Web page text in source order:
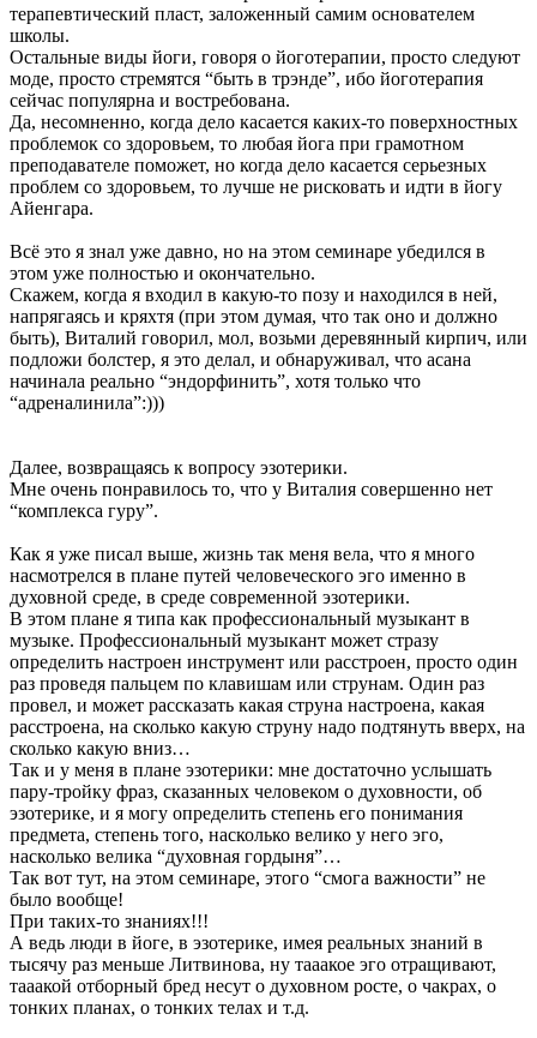
терапевтический пласт, заложенный самим основателем
школы.
Остальные виды йоги, говоря о йоготерапии, просто следуют
моде, просто стремятся “быть в трэнде”, ибо йоготерапия
сейчас популярна и востребована.
Да, несомненно, когда дело касается каких-то поверхностных
проблемок со здоровьем, то любая йога при грамотном
преподавателе поможет, но когда дело касается серьезных
проблем со здоровьем, то лучше не рисковать и идти в йогу
Айенгара.
Всё это я знал уже давно, но на этом семинаре убедился в
этом уже полностью и окончательно.
Скажем, когда я входил в какую-то позу и находился в ней,
напрягаясь и кряхтя (при этом думая, что так оно и должно
быть), Виталий говорил, мол, возьми деревянный кирпич, или
подложи болстер, я это делал, и обнаруживал, что асана
начинала реально “эндорфинить”, хотя только что
“адреналинила”:)))
Далее, возвращаясь к вопросу эзотерики.
Мне очень понравилось то, что у Виталия совершенно нет
“комплекса гуру”.
Как я уже писал выше, жизнь так меня вела, что я много
насмотрелся в плане путей человеческого эго именно в
духовной среде, в среде современной эзотерики.
В этом плане я типа как профессиональный музыкант в
музыке. Профессиональный музыкант может стразу
определить настроен инструмент или расстроен, просто один
раз проведя пальцем по клавишам или струнам. Один раз
провел, и может рассказать какая струна настроена, какая
расстроена, на сколько какую струну надо подтянуть вверх, на
сколько какую вниз…
Так и у меня в плане эзотерики: мне достаточно услышать
пару-тройку фраз, сказанных человеком о духовности, об
эзотерике, и я могу определить степень его понимания
предмета, степень того, насколько велико у него эго,
насколько велика “духовная гордыня”…
Так вот тут, на этом семинаре, этого “смога важности” не
было вообще!
При таких-то знаниях!!!
А ведь люди в йоге, в эзотерике, имея реальных знаний в
тысячу раз меньше Литвинова, ну тааакое эго отращивают,
тааакой отборный бред несут о духовном росте, о чакрах, о
тонких планах, о тонких телах и т.д.